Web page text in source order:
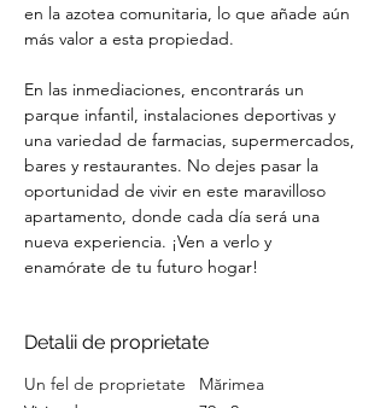
en la azotea comunitaria, lo que añade aún
más valor a esta propiedad.
En las inmediaciones, encontrarás un
parque infantil, instalaciones deportivas y
una variedad de farmacias, supermercados,
bares y restaurantes. No dejes pasar la
oportunidad de vivir en este maravilloso
apartamento, donde cada día será una
nueva experiencia. ¡Ven a verlo y
enamórate de tu futuro hogar!
Detalii de proprietate
Un fel de proprietate
Mărimea